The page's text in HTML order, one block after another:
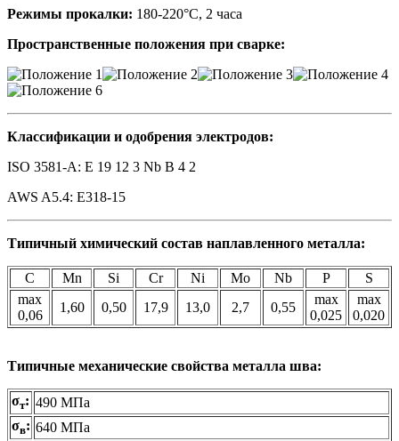
Режимы прокалки: 180-220°С, 2 часа
Пространственные положения при сварке:
Классификации и одобрения электродов:
ISO 3581-A: E 19 12 3 Nb B 4 2
AWS A5.4: E318-15
Типичный химический состав наплавленного металла:
C Mn Si Cr Ni Mo Nb P
S
max
0,06
1,60 0,50 17,9 13,0 2,7 0,55
max
0,025
max
0,020
Типичные механические свойства металла шва:
σт: 490 МПа
σв: 640 МПа